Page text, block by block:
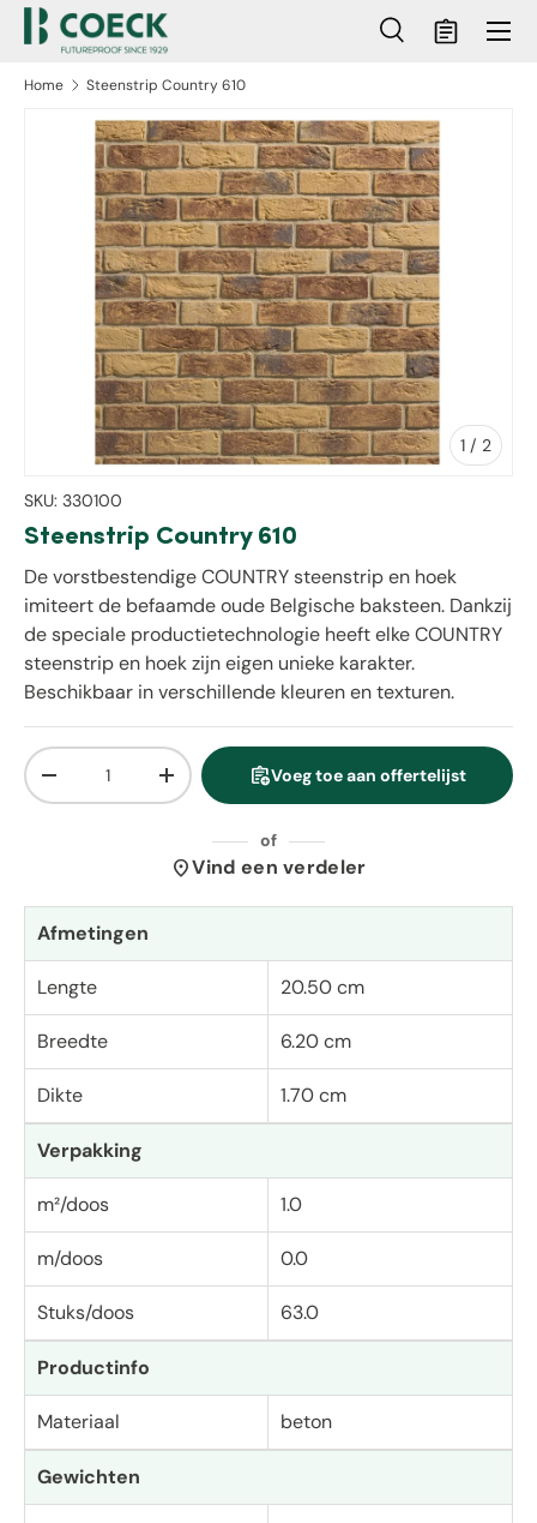
naar inhoud
Zoeken
ZoekenMandje
Menu
Home Steenstrip Country 610
naar productinformatie
1 / van
2
SKU: 330100
Steenstrip Country 610
De vorstbestendige COUNTRY steenstrip en hoek
imiteert de befaamde oude Belgische baksteen. Dankzij
de speciale productietechnologie heeft elke COUNTRY
steenstrip en hoek zijn eigen unieke karakter.
Beschikbaar in verschillende kleuren en texturen.
Aantal
Verlaag de hoeveelheidVerhoog de hoeveelheid
assignment_add Voeg toe aan offertelijst
of
location_onVind een verdeler
Afmetingen
Lengte 20.50 cm
Breedte 6.20 cm
Dikte 1.70 cm
Verpakking
m²/doos 1.0
m/doos 0.0
Stuks/doos 63.0
Productinfo
Materiaal beton
Gewichten